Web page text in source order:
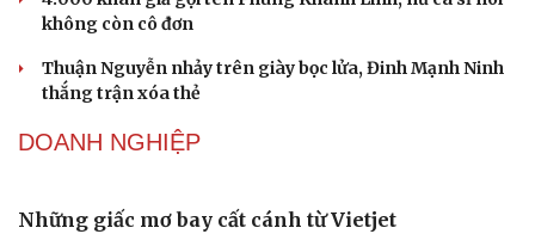
Carnival 2026
Gỡ "điểm nghẽn", kiến tạo nguồn cầu cho xuất bản
Tinh hoa võ Việt: Từ miền đất võ vươn ra thế giới
“Spider-Man: Brand New Day” dẫn đầu doanh số phòng
GIẢI TRÍ